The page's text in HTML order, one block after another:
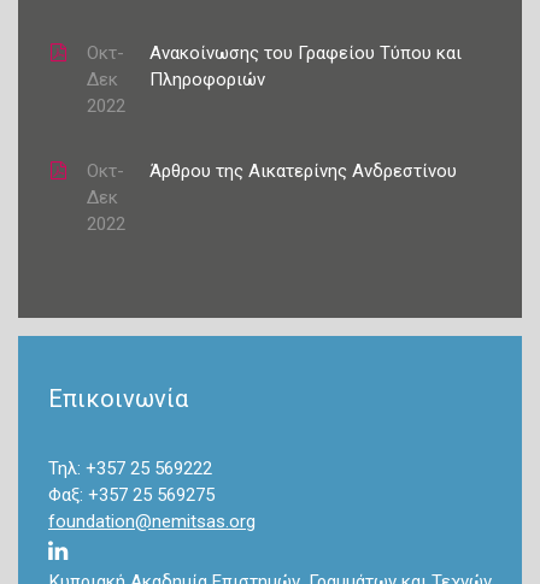
Οκτ-
Δεκ
2022
Ανακοίνωσης του Γραφείου Τύπου και
Πληροφοριών
Οκτ-
Δεκ
2022
Άρθρου της Αικατερίνης Ανδρεστίνου
Επικοινωνία
Τηλ: +357 25 569222
Φαξ: +357 25 569275
foundation@nemitsas.org